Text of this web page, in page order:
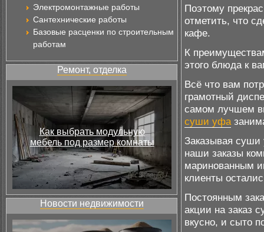
Электромонтажные работы
Сантехнические работы
Базовые расценки по строительным
работам
Ремонт, отделка
Как выбрать модульную
мебель под размер комнаты
Новости недвижимости
Поэтому
отметить, что
кафе.
К
этого блюда к
Всё что вам
грамотный
самом лучшем
суши уфа
Заказывая суши
наши заказы
маринованным
клиенты
Постоянным
акции на заказ
вкусно, и сыто